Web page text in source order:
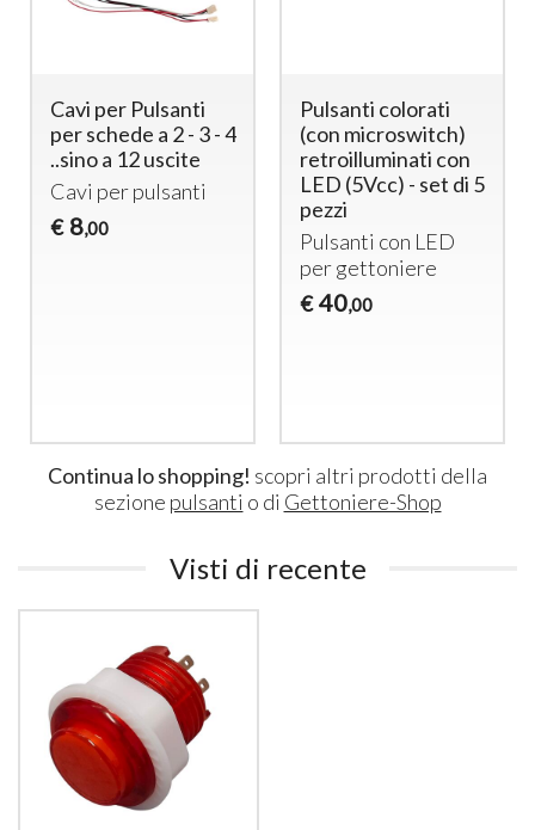
Cavi per Pulsanti
per schede a 2 - 3 - 4
..sino a 12 uscite
Cavi per pulsanti
€ 8,00
Pulsanti colorati
(con microswitch)
retroilluminati con
LED (5Vcc) - set di 5
pezzi
Pulsanti con LED
per gettoniere
€ 40,00
Continua lo shopping! scopri altri prodotti della
sezione pulsanti o di Gettoniere-Shop
Visti di recente